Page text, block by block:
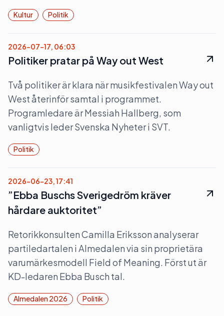
Kultur Politik
2026-07-17, 06:03
Politiker pratar på Way out West
Två politiker är klara när musikfestivalen Way out
West återinför samtal i programmet.
Programledare är Messiah Hallberg, som
vanligtvis leder Svenska Nyheter i SVT.
Politik
2026-06-23, 17:41
”Ebba Buschs Sverigedröm kräver
hårdare auktoritet”
Retorikkonsulten Camilla Eriksson analyserar
partiledartalen i Almedalen via sin proprietära
varumärkesmodell Field of Meaning. Först ut är
KD-ledaren Ebba Busch tal.
Almedalen 2026 Politik